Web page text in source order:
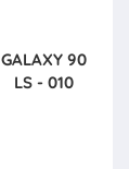
GALAXY 90
LS - 010